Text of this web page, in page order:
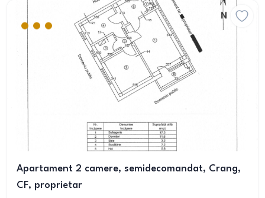
Apartament 2 camere, semidecomandat, Crang,
CF, proprietar